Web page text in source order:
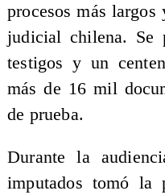
procesos más
judicial chilena. Se
testigos y un
más de 16 mil
de prueba.
Durante la
imputados tomó la